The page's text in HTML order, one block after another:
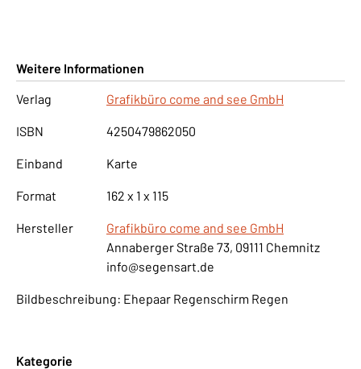
Weitere Informationen
Verlag
Grafikbüro come and see GmbH
ISBN 4250479862050
Einband Karte
Format 162 x 1 x 115
Hersteller
Grafikbüro come and see GmbH
Annaberger Straße 73, 09111 Chemnitz
info@segensart.de
Bildbeschreibung: Ehepaar Regenschirm Regen
Kategorie